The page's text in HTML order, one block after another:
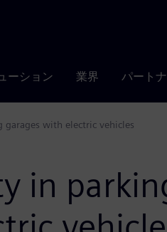
ーション 業界 パート
garages with electric vehicles
in